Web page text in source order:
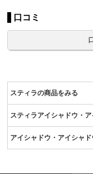
口コミ
スティラの商品をみる
スティラアイシャドウ・
アイシャドウ・アイシャ